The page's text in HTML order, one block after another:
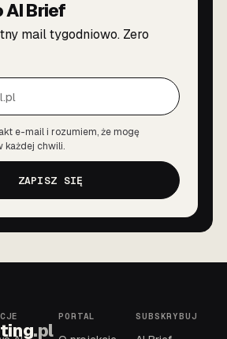
AI Brief
mail tygodniowo. Zero
e-mail i rozumiem, że mogę
każdej chwili.
ZAPISZ SIĘ
.pl
PORTAL SUBSKRYBUJ